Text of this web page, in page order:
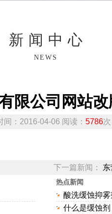
新闻中心
NEWS
限公司网站改
间：2016-04-06 阅读： 5786次
下一篇新闻：
热点新闻
酸洗缓蚀抑
什么是缓蚀剂